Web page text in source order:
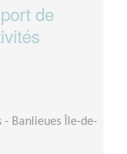
de
- Banlieues Île-de-